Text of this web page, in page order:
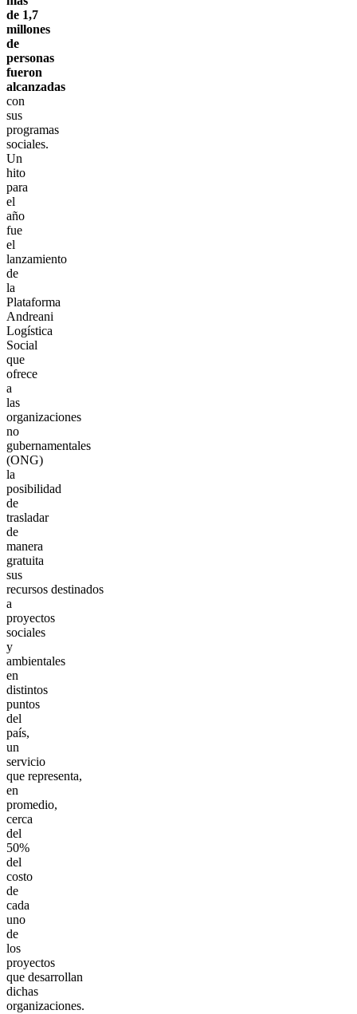
de 1,7
millones
de
personas
fueron
alcanzadas
con
sus
programas
sociales.
Un
hito
para
el
año
fue
el
lanzamiento
de
la
Plataforma
Andreani
Logística
Social
que
ofrece
a
las
organizaciones
no
gubernamentales
(ONG)
la
posibilidad
de
trasladar
de
manera
gratuita
sus
recursos destinados
a
proyectos
sociales
y
ambientales
en
distintos
puntos
del
país,
un
servicio
que representa,
en
promedio,
cerca
del
50%
del
costo
de
cada
uno
de
los
proyectos
que desarrollan
dichas
organizaciones.